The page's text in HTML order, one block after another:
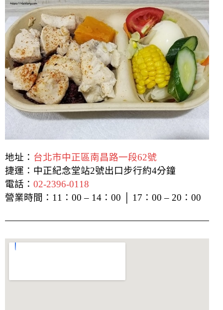
地址： 台北市中正區南昌路一段62號
捷運：中正紀念堂站2號出口步行約4分鐘
電話： 02-2396-0118
營業時間：11：00 – 14：00 │ 17：00 – 20：00